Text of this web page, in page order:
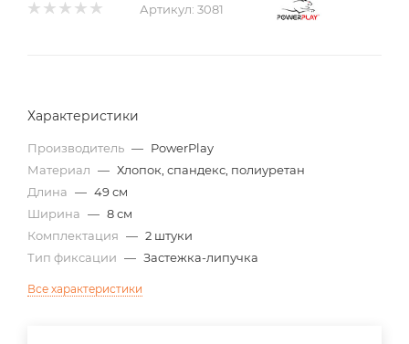
Артикул: 3081
Характеристики
Производитель — PowerPlay
Материал — Хлопок, спандекс, полиуретан
Длина — 49 см
Ширина — 8 см
Комплектация — 2 штуки
Тип фиксации — Застежка-липучка
Все характеристики